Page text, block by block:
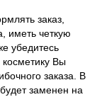
заказ,
иметь четкую
убедитесь
Вы
заказа. В
заменен на